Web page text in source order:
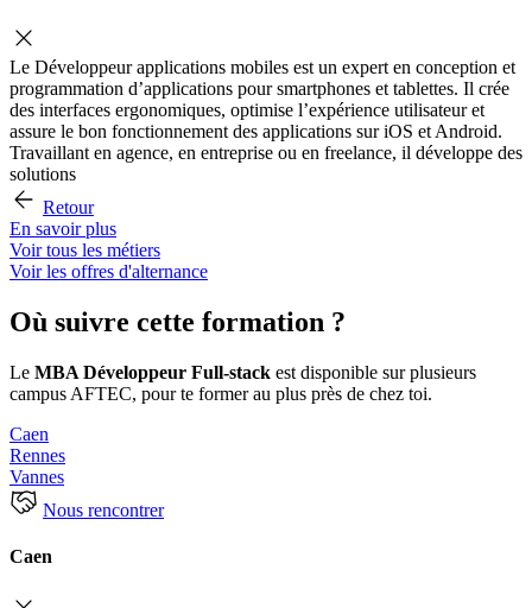
Le Développeur applications mobiles est un expert en conception et
programmation d’applications pour smartphones et tablettes. Il crée
des interfaces ergonomiques, optimise l’expérience utilisateur et
assure le bon fonctionnement des applications sur iOS et Android.
Travaillant en agence, en entreprise ou en freelance, il développe des
solutions
Retour
En savoir plus
Voir tous les métiers
Voir les offres d'alternance
Où suivre cette formation ?
Le MBA Développeur Full-stack est disponible sur plusieurs
campus AFTEC, pour te former au plus près de chez toi.
Caen
Rennes
Vannes
Nous rencontrer
Caen